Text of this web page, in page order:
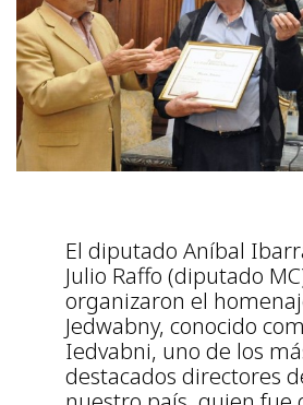
El diputado Aníbal
Julio Raffo (diputado
organizaron el
Jedwabny, conocido
Iedvabni, uno de los
destacados directores